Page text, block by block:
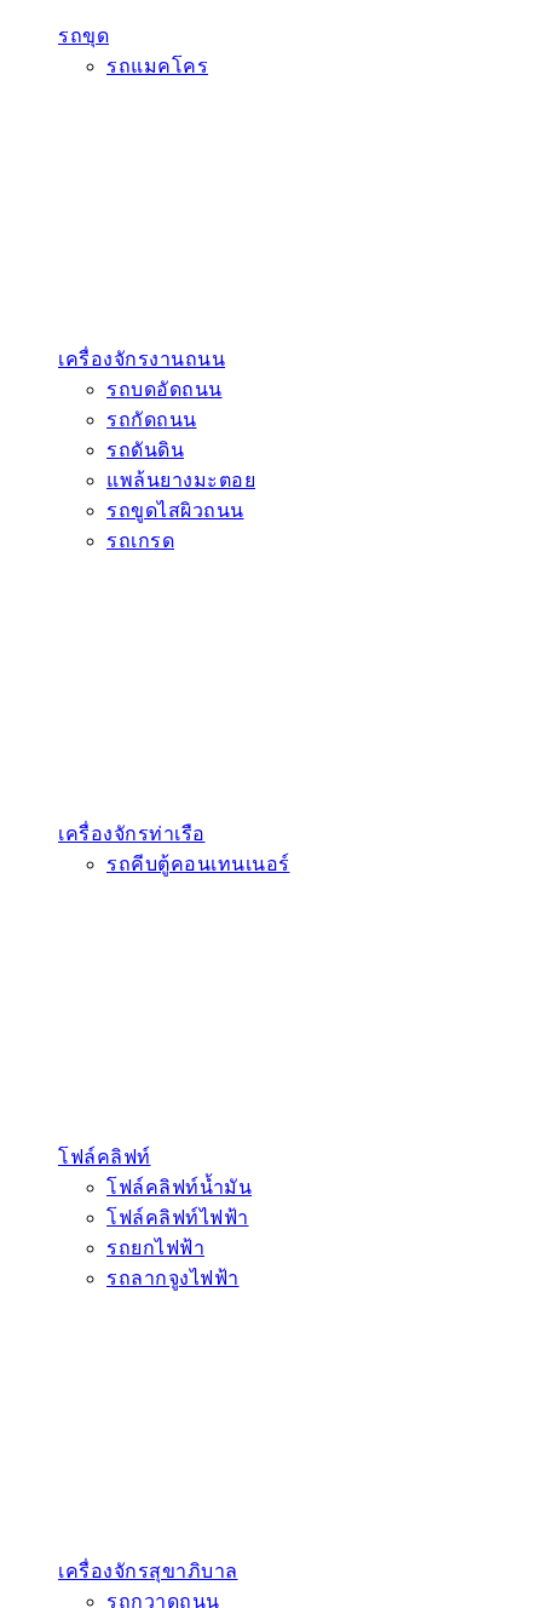
รถขุด
รถแมคโคร
เครื่องจักรงานถนน
รถบดอัดถนน
รถกัดถนน
รถดันดิน
แพล้นยางมะตอย
รถขูดไสผิวถนน
รถเกรด
เครื่องจักรท่าเรือ
รถคีบตู้คอนเทนเนอร์
โฟล์คลิฟท์
โฟล์คลิฟท์น้ำมัน
โฟล์คลิฟท์ไฟฟ้า
รถยกไฟฟ้า
รถลากจูงไฟฟ้า
เครื่องจักรสุขาภิบาล
รถกวาดถนน